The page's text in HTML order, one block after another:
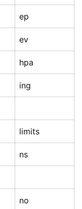
ep
ev
hpa
ing
limits
ns
no